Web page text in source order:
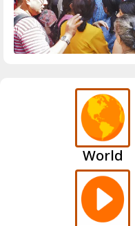
World